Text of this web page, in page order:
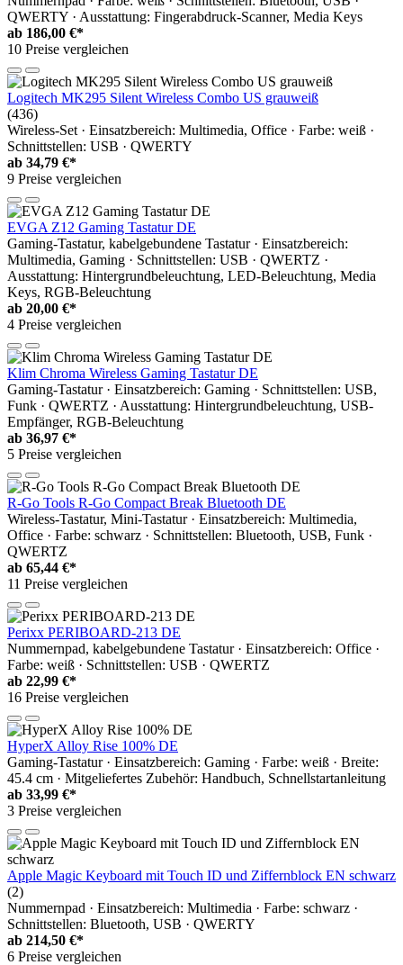
QWERTY · Ausstattung: Fingerabdruck-Scanner, Media Keys
ab 186,00 €*
10 Preise vergleichen
Logitech MK295 Silent Wireless Combo US grauweiß
(436)
Wireless-Set · Einsatzbereich: Multimedia, Office · Farbe: weiß ·
Schnittstellen: USB · QWERTY
ab 34,79 €*
9 Preise vergleichen
EVGA Z12 Gaming Tastatur DE
Gaming-Tastatur, kabelgebundene Tastatur · Einsatzbereich:
Multimedia, Gaming · Schnittstellen: USB · QWERTZ ·
Ausstattung: Hintergrundbeleuchtung, LED-Beleuchtung, Media
Keys, RGB-Beleuchtung
ab 20,00 €*
4 Preise vergleichen
Klim Chroma Wireless Gaming Tastatur DE
Gaming-Tastatur · Einsatzbereich: Gaming · Schnittstellen: USB,
Funk · QWERTZ · Ausstattung: Hintergrundbeleuchtung, USB-
Empfänger, RGB-Beleuchtung
ab 36,97 €*
5 Preise vergleichen
R-Go Tools R-Go Compact Break Bluetooth DE
Wireless-Tastatur, Mini-Tastatur · Einsatzbereich: Multimedia,
Office · Farbe: schwarz · Schnittstellen: Bluetooth, USB, Funk ·
QWERTZ
ab 65,44 €*
11 Preise vergleichen
Perixx PERIBOARD-213 DE
Nummernpad, kabelgebundene Tastatur · Einsatzbereich: Office ·
Farbe: weiß · Schnittstellen: USB · QWERTZ
ab 22,99 €*
16 Preise vergleichen
HyperX Alloy Rise 100% DE
Gaming-Tastatur · Einsatzbereich: Gaming · Farbe: weiß · Breite:
45.4 cm · Mitgeliefertes Zubehör: Handbuch, Schnellstartanleitung
ab 33,99 €*
3 Preise vergleichen
Apple Magic Keyboard mit Touch ID und Ziffernblock EN schwarz
(2)
Nummernpad · Einsatzbereich: Multimedia · Farbe: schwarz ·
Schnittstellen: Bluetooth, USB · QWERTY
ab 214,50 €*
6 Preise vergleichen